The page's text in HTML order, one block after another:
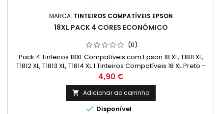
MARCA: TINTEIROS COMPATÍVEIS EPSON
18XL PACK 4 CORES ECONÓMICO
(0)
Pack 4 Tinteiros 18XL Compatíveis com Epson 18 XL, T1811 XL,
T1812 XL, T1813 XL, T1814 XL 1 Tinteiros Compatíveis 18 XL Preto -
Capacidade: 17 ml 1 Tinteiros Compatíveis 18 XL Ciano -
Capacidade: 13 ml 1 Tinteiros Compatíveis 18 XL Magenta -
Capacidade: 13 ml 1 Tinteiro Compatíveis 18 XL Amarelo -
Capacidade: 13 ml
Preço
4,90 €
 Adicionar ao carrinho
 Disponível